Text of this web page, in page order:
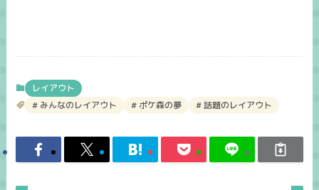
レイアウト
みんなのレイアウト
ポケ森の夢 話題のレイアウト